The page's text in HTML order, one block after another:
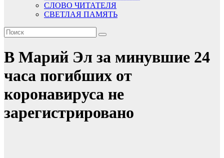
СЛОВО ЧИТАТЕЛЯ
СВЕТЛАЯ ПАМЯТЬ
В Марий Эл за минувшие 24
часа погибших от
коронавируса не
зарегистрировано